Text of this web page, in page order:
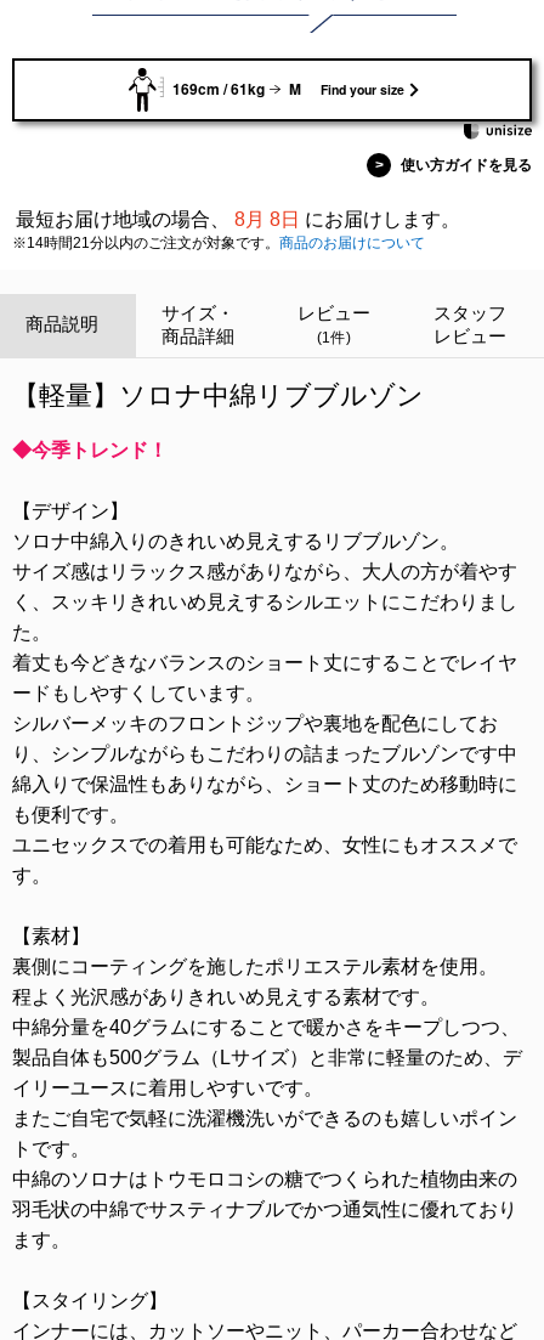
169cm / 61kg M Find your size
> 使い方ガイドを見る
最短お届け地域の場合、 8月 8日 にお届けします。
※14時間21分以内のご注文が対象です。 商品のお届けについて
商品説明
サイズ・
商品詳細
レビュー
(1件)
スタッフ
レビュー
【軽量】ソロナ中綿リブブルゾン
◆今季トレンド！
【デザイン】
ソロナ中綿入りのきれいめ見えするリブブルゾン。
サイズ感はリラックス感がありながら、大人の方が着やす
く、スッキリきれいめ見えするシルエットにこだわりまし
た。
着丈も今どきなバランスのショート丈にすることでレイヤ
ードもしやすくしています。
シルバーメッキのフロントジップや裏地を配色にしてお
り、シンプルながらもこだわりの詰まったブルゾンです中
綿入りで保温性もありながら、ショート丈のため移動時に
も便利です。
ユニセックスでの着用も可能なため、女性にもオススメで
す。
【素材】
裏側にコーティングを施したポリエステル素材を使用。
程よく光沢感がありきれいめ見えする素材です。
中綿分量を40グラムにすることで暖かさをキープしつつ、
製品自体も500グラム（Lサイズ）と非常に軽量のため、デ
イリーユースに着用しやすいです。
またご自宅で気軽に洗濯機洗いができるのも嬉しいポイン
トです。
中綿のソロナはトウモロコシの糖でつくられた植物由来の
羽毛状の中綿でサスティナブルでかつ通気性に優れており
ます。
【スタイリング】
インナーには、カットソーやニット、パーカー合わせなど